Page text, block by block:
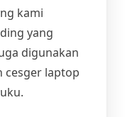
kami
yang
digunakan
cesger laptop